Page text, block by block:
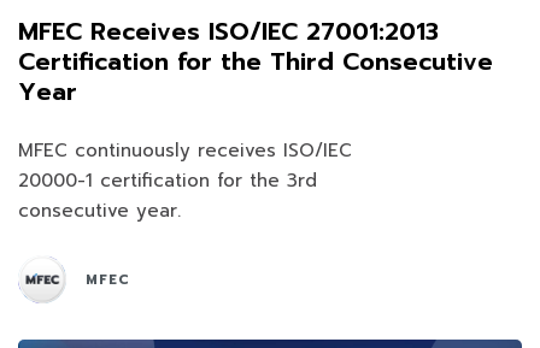
MFEC Receives ISO/IEC 27001:2013
Certification for the Third Consecutive
Year
MFEC continuously receives ISO/IEC
20000-1 certification for the 3rd
consecutive year.
MFEC